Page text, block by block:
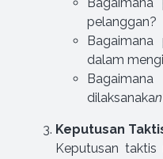
pelanggan?
Bagaimana
dalam
dilaksanakan
Keputusan
Keputusan taktis